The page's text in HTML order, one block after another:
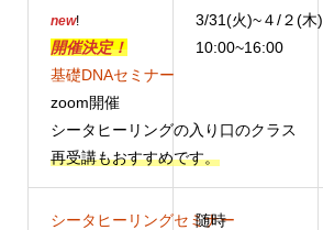
new!
開催決定！
基礎DNAセミナー
zoom開催
シータヒーリングの入り口のクラス
再受講もおすすめです。
3/31(火)~４/２(木)
10:00~16:00
シータヒーリングセミナー
随時